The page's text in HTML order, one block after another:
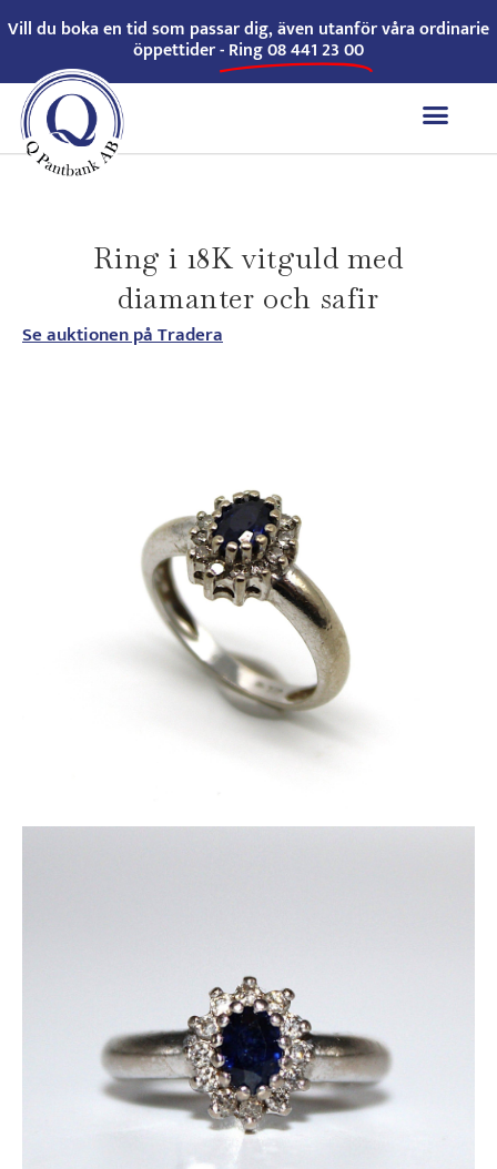
Vill du boka en tid som passar dig, även utanför våra ordinarie
öppettider -Ring 08 441 23 00
Ring i 18K vitguld med
diamanter och safir
Se auktionen på Tradera